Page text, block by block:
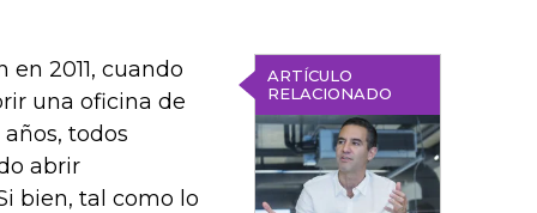
ARTÍCULO
RELACIONADO
en 2011, cuando
una oficina de
todos
abrir
bien, tal como lo